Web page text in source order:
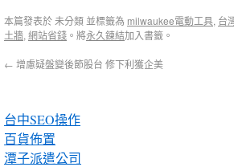
本篇發表於 未分類 並標籤為 milwaukee電動工具, 台
土牆, 網站省錢 。將永久鍊結加入書籤。
← 增慮疑盤變後節股台 修下利獲企美
台中SEO操作
百貨佈置
潭子派遣公司